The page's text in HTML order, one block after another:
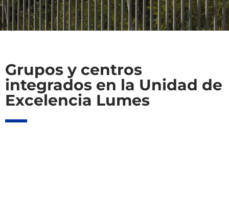
Grupos y centros
integrados en la Unidad de
Excelencia Lumes